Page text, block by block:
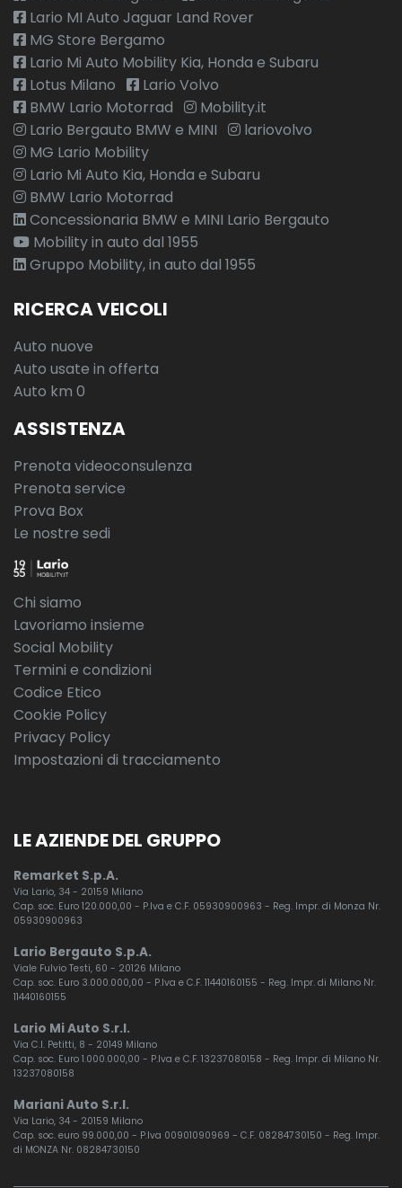
Lario MI Auto Jaguar Land Rover
MG Store Bergamo
Lario Mi Auto Mobility Kia, Honda e Subaru
Lotus Milano
Lario Volvo
BMW Lario Motorrad
Mobility.it
Lario Bergauto BMW e MINI
lariovolvo
MG Lario Mobility
Lario Mi Auto Kia, Honda e Subaru
BMW Lario Motorrad
Concessionaria BMW e MINI Lario Bergauto
Mobility in auto dal 1955
Gruppo Mobility, in auto dal 1955
RICERCA VEICOLI
Auto nuove
Auto usate in offerta
Auto km 0
ASSISTENZA
Prenota videoconsulenza
Prenota service
Prova Box
Le nostre sedi
Chi siamo
Lavoriamo insieme
Social Mobility
Termini e condizioni
Codice Etico
Cookie Policy
Privacy Policy
Impostazioni di tracciamento
LE AZIENDE DEL GRUPPO
Remarket S.p.A.
Via Lario, 34 - 20159 Milano
Cap. soc. Euro 120.000,00 - P.Iva e C.F. 05930900963 - Reg. Impr. di Monza Nr.
05930900963
Lario Bergauto S.p.A.
Viale Fulvio Testi, 60 - 20126 Milano
Cap. soc. Euro 3.000.000,00 - P.Iva e C.F. 11440160155 - Reg. Impr. di Milano Nr.
11440160155
Lario Mi Auto S.r.l.
Via C.I. Petitti, 8 - 20149 Milano
Cap. soc. Euro 1.000.000,00 - P.Iva e C.F. 13237080158 - Reg. Impr. di Milano Nr.
13237080158
Mariani Auto S.r.l.
Via Lario, 34 - 20159 Milano
Cap. soc. euro 99.000,00 - P.Iva 00901090969 - C.F. 08284730150 - Reg. Impr.
di MONZA Nr. 08284730150